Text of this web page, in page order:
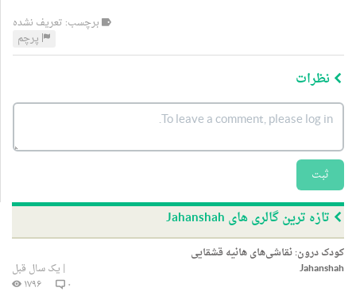
برچسب: تعریف نشده
پرچم
نظرات
ثبت
تازه ترین گالری های Jahanshah
کودک درون: نقاشی‌های هانیه قشقایی
Jahanshah
| یک سال قبل
۰
۱۷۹۶